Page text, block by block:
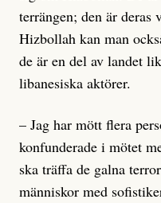
terrängen; den är deras
Hizbollah kan man
de är en del av landet
libanesiska aktörer.
– Jag har mött flera
konfunderade i mötet
ska träffa de galna
människor med